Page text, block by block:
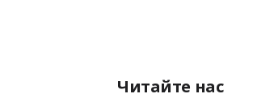
Читайте нас